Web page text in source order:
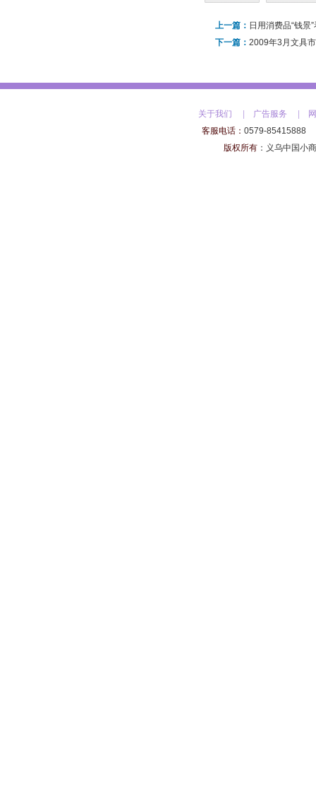
上一篇： 日用消费品“钱景
下一篇： 2009年3月文具
关于我们 广告服务
客服电话： 0579-85415888
版权所有： 义乌中国小